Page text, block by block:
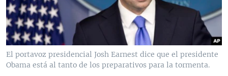
VENEZUELA
BRASIL
NICARAGUA
ECONOMÍA
ENTRETENIMIENTO Y CULTURA
TECNOLOGÍA
DEPORTES
MULTIMEDIA
VIDEOS
FOTOGRAFÍA
AUDIOS
PROGRAMAS TV
EL MUNDO AL DÍA
FORO INTERAMERICANO
RADIO
AVANCE INFORMATIVO
DIRECT
El portavoz presidencial Josh Earnest dice que el presidente
Obama está al tanto de los preparativos para la tormenta.